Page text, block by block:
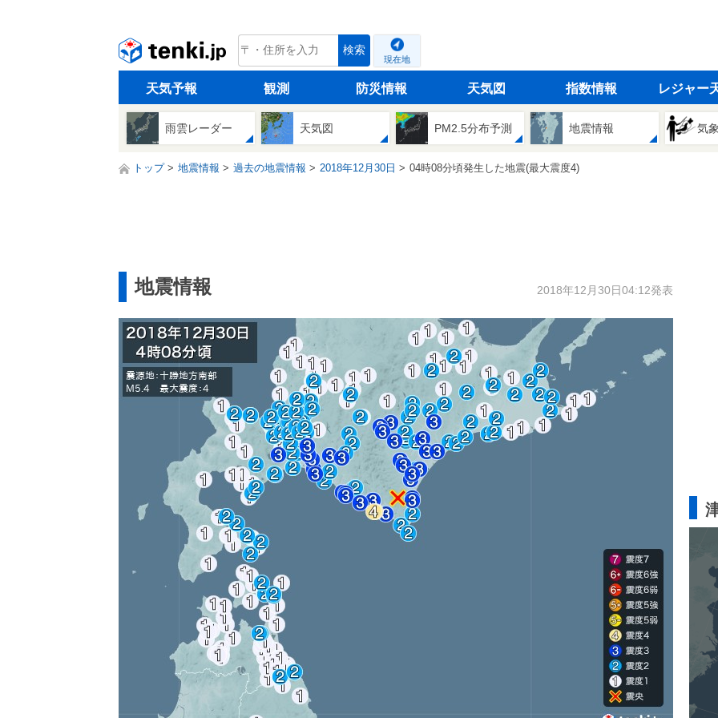
tenki.jp 検索
現在地
天気予報 観測 防災情報 天気図 指数情報 レジャー
雨雲レーダー 天気図 PM2.5分布予測 地震情報 気
トップ 地震情報 過去の地震情報 2018年12月30日 04時08分頃発生した地震(最大震度4)
地震情報 2018年12月30日04:12発表